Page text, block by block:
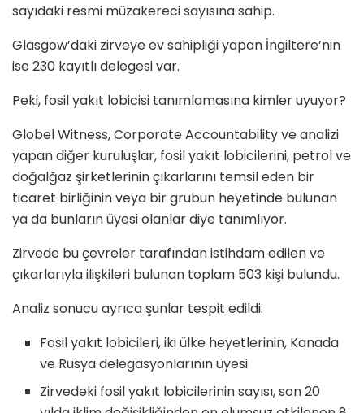
sayıdaki resmi müzakereci sayısına sahip.
Glasgow’daki zirveye ev sahipliği yapan İngiltere’nin
ise 230 kayıtlı delegesi var.
Peki, fosil yakıt lobicisi tanımlamasına kimler uyuyor?
Globel Witness, Corporote Accountability ve analizi
yapan diğer kuruluşlar, fosil yakıt lobicilerini, petrol ve
doğalğaz şirketlerinin çıkarlarını temsil eden bir
ticaret birliğinin veya bir grubun heyetinde bulunan
ya da bunların üyesi olanlar diye tanımlıyor.
Zirvede bu çevreler tarafından istihdam edilen ve
çıkarlarıyla ilişkileri bulunan toplam 503 kişi bulundu.
Analiz sonucu ayrıca şunlar tespit edildi:
Fosil yakıt lobicileri, iki ülke heyetlerinin, Kanada
ve Rusya delegasyonlarının üyesi
Zirvedeki fosil yakıt lobicilerinin sayısı, son 20